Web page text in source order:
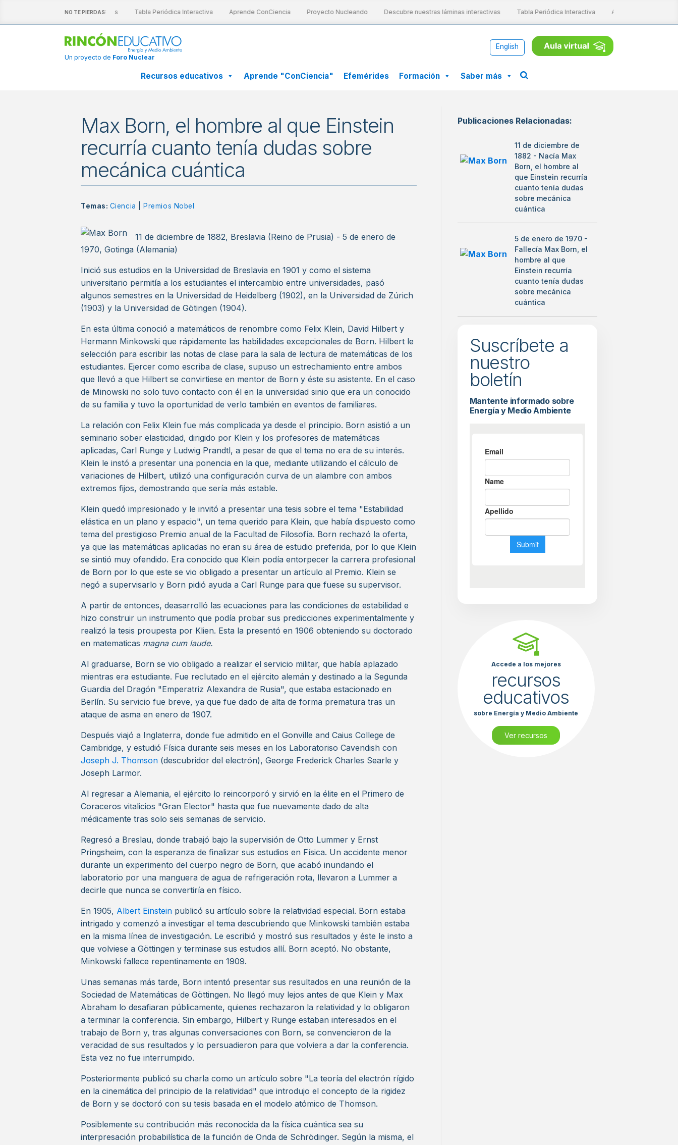
NO TE PIERDAS:
nuestras láminas interactivas Tabla Periódica Interactiva Aprende ConCiencia Proyecto Nucleando Descubre nuestras láminas interactivas Tabla Periódica Interactiva Aprende ConCiencia
Un proyecto de Foro Nuclear
English
Recursos educativos Aprende "ConCiencia" Efemérides Formación Saber más
Max Born, el hombre al que Einstein
recurría cuanto tenía dudas sobre
mecánica cuántica
Temas: Ciencia Premios Nobel
11 de diciembre de 1882, Breslavia (Reino de Prusia) - 5 de enero de
1970, Gotinga (Alemania)
Inició sus estudios en la Universidad de Breslavia en 1901 y como el sistema
universitario permitía a los estudiantes el intercambio entre universidades, pasó
algunos semestres en la Universidad de Heidelberg (1902), en la Universidad de Zúrich
(1903) y la Universidad de Götingen (1904).
En esta última conoció a matemáticos de renombre como Felix Klein, David Hilbert y
Hermann Minkowski que rápidamente las habilidades excepcionales de Born. Hilbert le
selección para escribir las notas de clase para la sala de lectura de matemáticas de los
estudiantes. Ejercer como escriba de clase, supuso un estrechamiento entre ambos
que llevó a que Hilbert se convirtiese en mentor de Born y éste su asistente. En el caso
de Minowski no solo tuvo contacto con él en la universidad sinio que era un conocido
de su familia y tuvo la oportunidad de verlo también en eventos de familiares.
La relación con Felix Klein fue más complicada ya desde el principio. Born asistió a un
seminario sober elasticidad, dirigido por Klein y los profesores de matemáticas
aplicadas, Carl Runge y Ludwig Prandtl, a pesar de que el tema no era de su interés.
Klein le instó a presentar una ponencia en la que, mediante utilizando el cálculo de
variaciones de Hilbert, utilizó una configuración curva de un alambre con ambos
extremos fijos, demostrando que sería más estable.
Klein quedó impresionado y le invitó a presentar una tesis sobre el tema "Estabilidad
elástica en un plano y espacio", un tema querido para Klein, que había dispuesto como
tema del prestigioso Premio anual de la Facultad de Filosofía. Born rechazó la oferta,
ya que las matemáticas aplicadas no eran su área de estudio preferida, por lo que Klein
se sintió muy ofendido. Era conocido que Klein podía entorpecer la carrera profesional
de Born por lo que este se vio obligado a presentar un artículo al Premio. Klein se
negó a supervisarlo y Born pidió ayuda a Carl Runge para que fuese su supervisor.
A partir de entonces, deasarrolló las ecuaciones para las condiciones de estabilidad e
hizo construir un instrumento que podía probar sus predicciones experimentalmente y
realizó la tesis proupesta por Klien. Esta la presentó en 1906 obteniendo su doctorado
en matematicas magna cum laude.
Al graduarse, Born se vio obligado a realizar el servicio militar, que había aplazado
mientras era estudiante. Fue reclutado en el ejército alemán y destinado a la Segunda
Guardia del Dragón "Emperatriz Alexandra de Rusia", que estaba estacionado en
Berlín. Su servicio fue breve, ya que fue dado de alta de forma prematura tras un
ataque de asma en enero de 1907.
Después viajó a Inglaterra, donde fue admitido en el Gonville and Caius College de
Cambridge, y estudió Física durante seis meses en los Laboratoriso Cavendish con
Joseph J. Thomson (descubridor del electrón), George Frederick Charles Searle y
Joseph Larmor.
Al regresar a Alemania, el ejército lo reincorporó y sirvió en la élite en el Primero de
Coraceros vitalicios "Gran Elector" hasta que fue nuevamente dado de alta
médicamente tras solo seis semanas de servicio.
Regresó a Breslau, donde trabajó bajo la supervisión de Otto Lummer y Ernst
Pringsheim, con la esperanza de finalizar sus estudios en Física. Un accidente menor
durante un experimento del cuerpo negro de Born, que acabó inundando el
laboratorio por una manguera de agua de refrigeración rota, llevaron a Lummer a
decirle que nunca se convertiría en físico.
En 1905, Albert Einstein publicó su artículo sobre la relatividad especial. Born estaba
intrigado y comenzó a investigar el tema descubriendo que Minkowski también estaba
en la misma línea de investigación. Le escribió y mostró sus resultados y éste le insto a
que volviese a Göttingen y terminase sus estudios allí. Born aceptó. No obstante,
Minkowski fallece repentinamente en 1909.
Unas semanas más tarde, Born intentó presentar sus resultados en una reunión de la
Sociedad de Matemáticas de Göttingen. No llegó muy lejos antes de que Klein y Max
Abraham lo desafiaran públicamente, quienes rechazaron la relatividad y lo obligaron
a terminar la conferencia. Sin embargo, Hilbert y Runge estaban interesados ​​en el
trabajo de Born y, tras algunas conversaciones con Born, se convencieron de la
veracidad de sus resultados y lo persuadieron para que volviera a dar la conferencia.
Esta vez no fue interrumpido.
Posteriormente publicó su charla como un artículo sobre "La teoría del electrón rígido
en la cinemática del principio de la relatividad" que introdujo el concepto de la rigidez
de Born y se doctoró con su tesis basada en el modelo atómico de Thomson.
Posiblemente su contribución más reconocida da la física cuántica sea su
interpresación probabilística de la función de Onda de Schrödinger. Según la misma, el
Publicaciones Relacionadas:
11 de diciembre de
1882 - Nacía Max
Born, el hombre al
que Einstein recurría
cuanto tenía dudas
sobre mecánica
cuántica
5 de enero de 1970 -
Fallecía Max Born, el
hombre al que
Einstein recurría
cuanto tenía dudas
sobre mecánica
cuántica
Suscríbete a
nuestro
boletín
Mantente informado sobre
Energía y Medio Ambiente
Accede a los mejores
recursos
educativos
sobre Energía y Medio Ambiente
Ver recursos